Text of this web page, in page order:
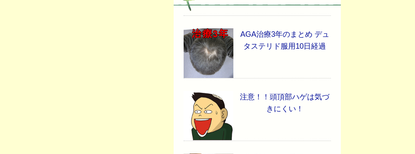
AGA治療3年のまとめ デュ
タステリド服用10日経過
注意！！頭頂部ハゲは気づ
きにくい！